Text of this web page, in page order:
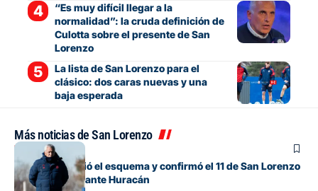
“Es muy difícil llegar a la
normalidad”: la cruda definición de
Culotta sobre el presente de San
Lorenzo
La lista de San Lorenzo para el
clásico: dos caras nuevas y una
baja esperada
Más noticias de San Lorenzo
Fútbol
Gorosito cambió el esquema y confirmó el 11 de San Lorenzo
para el clásico ante Huracán